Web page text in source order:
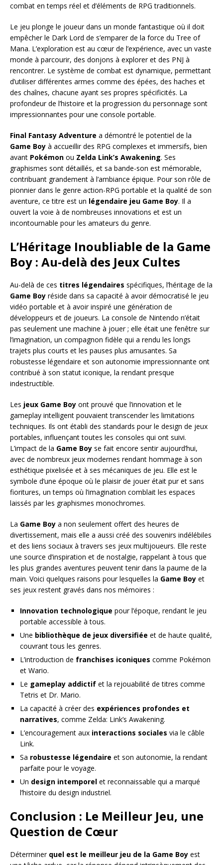
combat en temps réel et d’éléments de RPG traditionnels.
Le jeu plonge le joueur dans un monde fantastique où il doit
empêcher le Dark Lord de s’emparer de la force du Tree of
Mana. L’exploration est au cœur de l’expérience, avec un vaste
monde à parcourir, des donjons à explorer et des PNJ à
rencontrer. Le système de combat est dynamique, permettant
d’utiliser différentes armes comme des épées, des haches et
des chaînes, chacune ayant ses propres spécificités. La
profondeur de l’histoire et la progression du personnage sont
impressionnantes pour une console portable.
Final Fantasy Adventure a démontré le potentiel de la
Game Boy à accueillir des RPG complexes et immersifs, bien
avant Pokémon ou Zelda Link’s Awakening. Ses
graphismes sont détaillés, et sa bande-son est mémorable,
contribuant grandement à l’ambiance épique. Pour son rôle de
pionnier dans le genre action-RPG portable et la qualité de son
aventure, ce titre est un légendaire jeu Game Boy. Il a
ouvert la voie à de nombreuses innovations et est un
incontournable pour les amateurs du genre.
L’Héritage Inoubliable de la Game
Boy : Au-delà des Jeux Cultes
Au-delà de ces titres légendaires spécifiques, l’héritage de la
Game Boy réside dans sa capacité à avoir démocratisé le jeu
vidéo portable et à avoir inspiré une génération de
développeurs et de joueurs. La console de Nintendo n’était
pas seulement une machine à jouer ; elle était une fenêtre sur
l’imagination, un compagnon fidèle qui a rendu les longs
trajets plus courts et les pauses plus amusantes. Sa
robustesse légendaire et son autonomie impressionnante ont
contribué à son statut iconique, la rendant presque
indestructible.
Les jeux Game Boy ont prouvé que l’innovation et le
gameplay intelligent pouvaient transcender les limitations
techniques. Ils ont établi des standards pour le design de jeux
portables, influençant toutes les consoles qui ont suivi.
L’impact de la Game Boy se fait encore sentir aujourd’hui,
avec de nombreux jeux modernes rendant hommage à son
esthétique pixelisée et à ses mécaniques de jeu. Elle est le
symbole d’une époque où le plaisir de jouer était pur et sans
fioritures, un temps où l’imagination comblait les espaces
laissés par les graphismes monochromes.
La Game Boy a non seulement offert des heures de
divertissement, mais elle a aussi créé des souvenirs indélébiles
et des liens sociaux à travers ses jeux multijoueurs. Elle reste
une source d’inspiration et de nostalgie, rappelant à tous que
les plus grandes aventures peuvent tenir dans la paume de la
main. Voici quelques raisons pour lesquelles la Game Boy et
ses jeux restent gravés dans nos mémoires :
Innovation technologique pour l’époque, rendant le jeu
portable accessible à tous.
Une bibliothèque de jeux diversifiée et de haute qualité,
couvrant tous les genres.
L’introduction de franchises iconiques comme Pokémon
et Wario.
Le gameplay addictif et la rejouabilité de titres comme
Tetris et Dr. Mario.
La capacité à créer des expériences profondes et
narratives, comme Zelda: Link’s Awakening.
L’encouragement aux interactions sociales via le câble
Link.
Sa robustesse légendaire et son autonomie, la rendant
parfaite pour le voyage.
Un design intemporel et reconnaissable qui a marqué
l’histoire du design industriel.
Conclusion : Le Meilleur Jeu, une
Question de Cœur
Déterminer quel est le meilleur jeu de la Game Boy est